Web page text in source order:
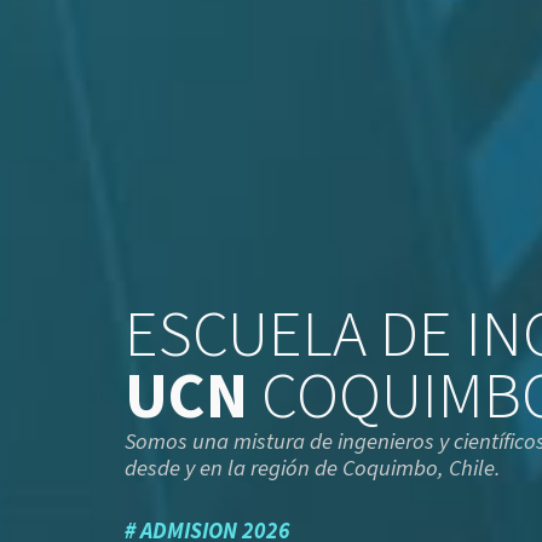
ESCUELA DE
UCN
Somos una mistura de ingenieros y
desde y en la región de Coquimbo, Chile.
# ADMISION 2026